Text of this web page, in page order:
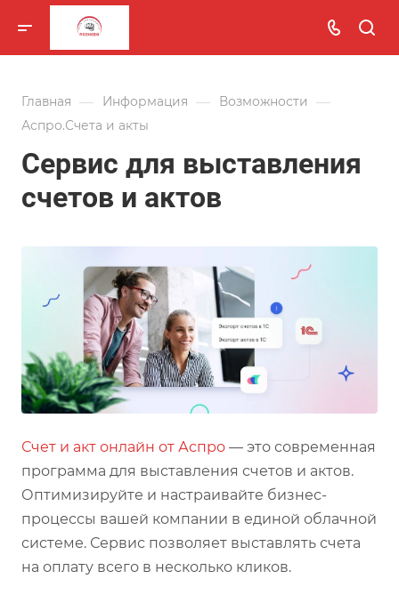
Главная — Информация — Возможности —
Аспро.Счета и акты
Сервис для выставления
счетов и актов
Счет и акт онлайн от Аспро — это современная
программа для выставления счетов и актов.
Оптимизируйте и настраивайте бизнес-
процессы вашей компании в единой облачной
системе. Сервис позволяет выставлять счета
на оплату всего в несколько кликов.